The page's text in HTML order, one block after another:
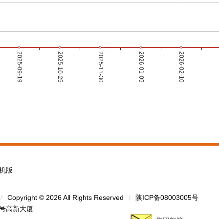
版
/ Copyright © 2026 All Rights Reserved /
陕ICP备08003005号
高新大厦